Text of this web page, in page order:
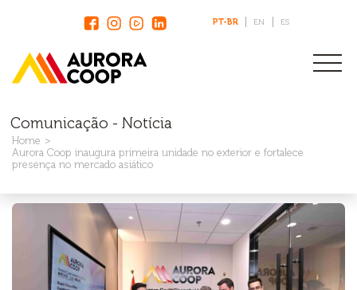
PT-BR EN ES
Comunicação - Notícia
Home
Aurora Coop inaugura primeira unidade no exterior e fortalece
presença no mercado asiático